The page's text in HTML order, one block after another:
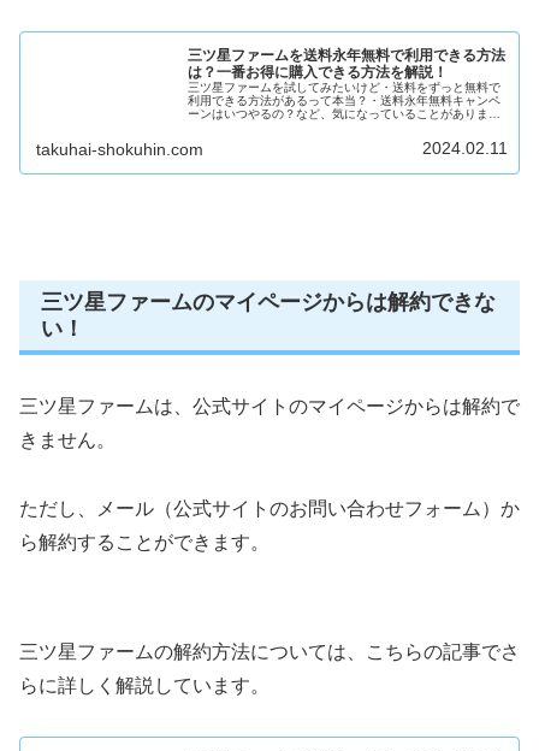
三ツ星ファームを送料永年無料で利用できる方法
は？一番お得に購入できる方法を解説！
三ツ星ファームを試してみたいけど・送料をずっと無料で
利用できる方法があるって本当？・送料永年無料キャンペ
ーンはいつやるの？など、気になっていることがありませ
takuhai-shokuhin.com 2024.02.11
三ツ星ファームのマイページからは解約できな
い！
三ツ星ファームは、公式サイトのマイページからは解約で
きません。
ただし、メール（公式サイトのお問い合わせフォーム）か
ら解約することができます。
三ツ星ファームの解約方法については、こちらの記事でさ
らに詳しく解説しています。